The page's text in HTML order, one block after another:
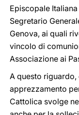
Episcopale
Segretario
Genova, ai quali
vincolo di
Associazione ai
A questo
apprezzamento
Cattolica svolge